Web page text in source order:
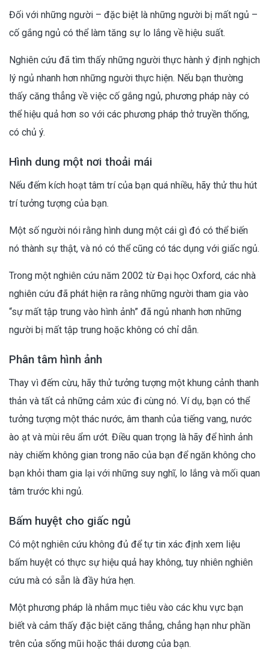
Đối với những người – đặc biệt là những người bị mất ngủ –
cố gắng ngủ có thể làm tăng sự lo lắng về hiệu suất.
Nghiên cứu đã tìm thấy những người thực hành ý định nghịch
lý ngủ nhanh hơn những người thực hiện. Nếu bạn thường
thấy căng thẳng về việc cố gắng ngủ, phương pháp này có
thể hiệu quả hơn so với các phương pháp thở truyền thống,
có chủ ý.
Hình dung một nơi thoải mái
Nếu đếm kích hoạt tâm trí của bạn quá nhiều, hãy thử thu hút
trí tưởng tượng của bạn.
Một số người nói rằng hình dung một cái gì đó có thể biến
nó thành sự thật, và nó có thể cũng có tác dụng với giấc ngủ.
Trong một nghiên cứu năm 2002 từ Đại học Oxford, các nhà
nghiên cứu đã phát hiện ra rằng những người tham gia vào
“sự mất tập trung vào hình ảnh” đã ngủ nhanh hơn những
người bị mất tập trung hoặc không có chỉ dẫn.
Phân tâm hình ảnh
Thay vì đếm cừu, hãy thử tưởng tượng một khung cảnh thanh
thản và tất cả những cảm xúc đi cùng nó. Ví dụ, bạn có thể
tưởng tượng một thác nước, âm thanh của tiếng vang, nước
ào ạt và mùi rêu ẩm ướt. Điều quan trọng là hãy để hình ảnh
này chiếm không gian trong não của bạn để ngăn không cho
bạn khỏi tham gia lại với những suy nghĩ, lo lắng và mối quan
tâm trước khi ngủ.
Bấm huyệt cho giấc ngủ
Có một nghiên cứu không đủ để tự tin xác định xem liệu
bấm huyệt có thực sự hiệu quả hay không, tuy nhiên nghiên
cứu mà có sẵn là đầy hứa hẹn.
Một phương pháp là nhắm mục tiêu vào các khu vực bạn
biết và cảm thấy đặc biệt căng thẳng, chẳng hạn như phần
trên của sống mũi hoặc thái dương của bạn.